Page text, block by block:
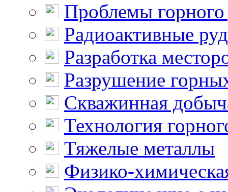
Проблемы горного
Радиоактивные
Разработка
Разрушение
Скважинная
Технология
Тяжелые металлы
Физико-